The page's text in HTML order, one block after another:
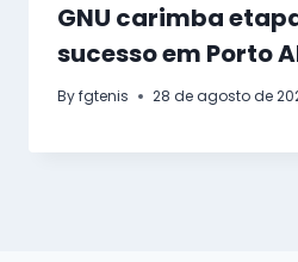
GNU carimba
sucesso em Porto
Byfgtenis 28 de agosto de